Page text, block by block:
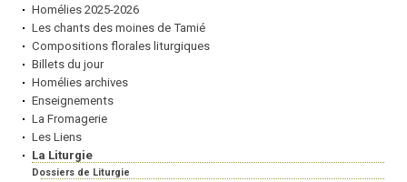
Homélies 2025-2026
Les chants des moines de Tamié
Compositions florales liturgiques
Billets du jour
Homélies archives
Enseignements
La Fromagerie
Les Liens
La Liturgie
Dossiers de Liturgie